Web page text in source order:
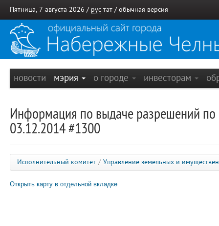
Пятница, 7 августа 2026 / рус тат / обычная версия
новости мэрия о городе инвесторам
Информация по выдаче разрешений
03.12.2014 #1300
Исполнительный комитет / Управление земельных и
Открыть карту в отдельной вкладке